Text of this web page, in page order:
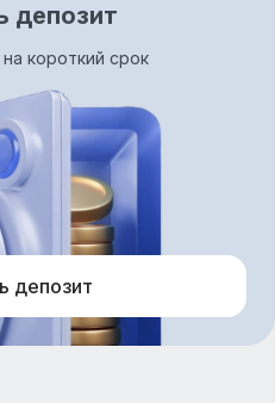
депозит
короткий срок
депозит